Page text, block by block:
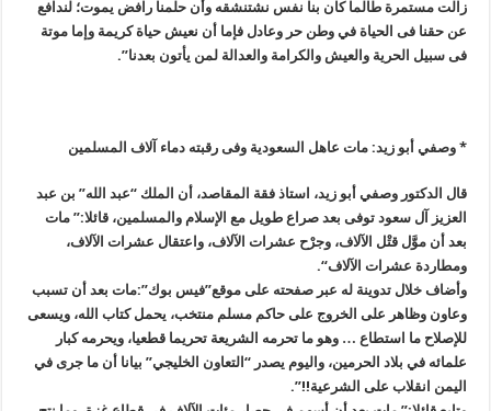
زالت مستمرة طالما كان بنا نفس نشتنشقه وأن حلمنا رافض يموت؛ لندافع
عن حقنا فى الحياة في وطن حر وعادل فإما أن نعيش حياة كريمة وإما موتة
فى سبيل الحرية والعيش والكرامة والعدالة لمن يأتون بعدنا”.
* وصفي أبو زيد: مات عاهل السعودية وفى رقبته دماء آلاف المسلمين
قال الدكتور وصفي أبو زيد، استاذ فقة المقاصد، أن الملك “عبد الله” بن عبد
العزيز آل سعود توفى بعد صراع طويل مع الإسلام والمسلمين، قائلا:” مات
بعد أن موَّل قتْل الآلاف، وجرْح عشرات الآلاف، واعتقال عشرات الآلاف،
ومطاردة عشرات الآلاف“.
وأضاف خلال تدوينة له عبر صفحته على موقع”فيس بوك”:مات بعد أن تسبب
وعاون وظاهر على الخروج على حاكم مسلم منتخب، يحمل كتاب الله، ويسعى
للإصلاح ما استطاع … وهو ما تحرمه الشريعة تحريما قطعيا، ويحرمه كبار
علمائه في بلاد الحرمين، واليوم يصدر “التعاون الخليجي” بيانا أن ما جرى في
اليمن انقلاب على الشرعية!!”.